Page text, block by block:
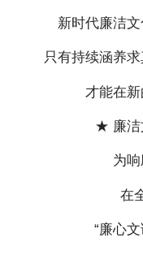
新时代廉洁
只有持续涵养
才能在
★ 廉洁
为
在
“廉心